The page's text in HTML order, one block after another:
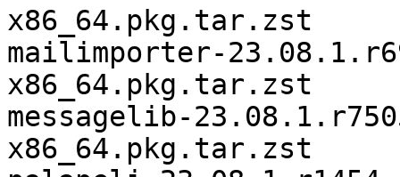
x86_64.pkg.tar.zst
mailimporter-
x86_64.pkg.tar.zst
messagelib-
x86_64.pkg.tar.zst